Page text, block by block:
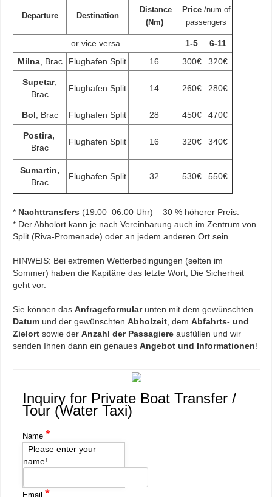
Departure Destination
Distance
(Nm)
Price /num of
passengers
or vice versa 1-5
6-11
Milna, Brac Flughafen Split 16 300€ 320€
Supetar,
Brac
Flughafen Split 14 260€ 280€
Bol, Brac Flughafen Split 28 450€ 470€
Postira,
Brac
Flughafen Split 16 320€ 340€
Sumartin,
Brac
Flughafen Split 32 530€ 550€
* Nachttransfers (19:00–06:00 Uhr) – 30 % höherer Preis.
* Der Abholort kann je nach Vereinbarung auch im Zentrum von
Split (Riva-Promenade) oder an jedem anderen Ort sein.
HINWEIS: Bei extremen Wetterbedingungen (selten im
Sommer) haben die Kapitäne das letzte Wort; Die Sicherheit
geht vor.
Sie können das Anfrageformularunten mit dem gewünschten
Datum und der gewünschten Abholzeit, dem Abfahrts- und
Zielort sowie der Anzahl der Passagiere ausfüllen und wir
senden Ihnen dann ein genaues Angebot und Informationen!
Inquiry for Private Boat Transfer /
Tour (Water Taxi)
Name *
Please enter your
name!
Email *